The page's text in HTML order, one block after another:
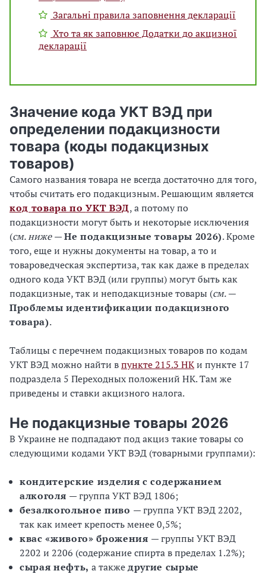
Загальні правила заповнення декларації
Хто та як заповнює Додатки до акцизної
декларації
Значение кода УКТ ВЭД при
определении подакцизности
товара (коды подакцизных
товаров)
Самого названия товара не всегда достаточно для того,
чтобы считать его подакцизным. Решающим является
код товара поУКТ ВЭД, а потому по
подакцизности могут быть и некоторые исключения
(см. ниже—Не подакцизные товары 2026). Кроме
того, еще и нужны документы на товар, а то и
товароведческая экспертиза, так как даже в пределах
одного кода УКТ ВЭД (или группы) могут быть как
подакцизные, так и неподакцизные товары (см.—
Проблемы идентификации подакцизного
товара).
Таблицы с перечнем подакцизных товаров по кодам
УКТ ВЭД можно найти впункте 215.3 НКи пункте 17
подраздела 5 Переходных положений НК. Там же
приведены и ставки акцизного налога.
Не подакцизные товары 2026
В Украине не подпадают под акциз такие товары со
следующими кодами УКТ ВЭД (товарными группами):
кондитерские изделия с содержанием
алкоголя — группа УКТ ВЭД 1806;
безалкогольное пиво — группа УКТ ВЭД 2202,
так как имеет крепость менее 0,5%;
квас «живого» брожения — группы УКТ ВЭД
2202 и 2206 (содержание спирта в пределах 1.2%);
сырая нефть, а такжедругие сырые